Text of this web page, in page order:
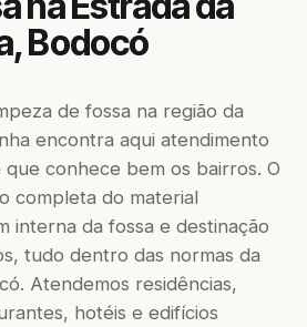
Bodocó
de fossa na região da
encontra aqui atendimento
conhece bem os bairros. O
completa do material
interna da fossa e destinação
tudo dentro das normas da
Atendemos residências,
hotéis e edifícios